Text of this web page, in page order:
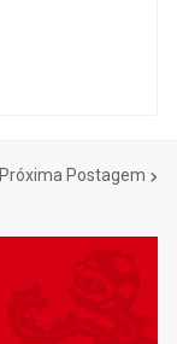
Próxima Postagem